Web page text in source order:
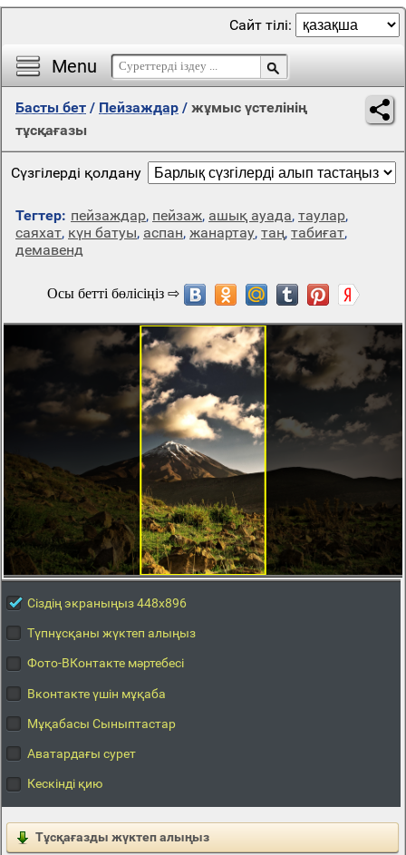
Menu
Сайт тілі:
Басты бет / Пейзаждар / жұмыс үстелінің
тұсқағазы
Сүзгілерді қолдану
Тегтер: пейзаждар, пейзаж, ашық ауада, таулар,
саяхат, күн батуы, аспан, жанартау, таң, табиғат,
демавенд
Сіздің экраныңыз 448x896
Түпнұсқаны жүктеп алыңыз
Фото-ВКонтакте мәртебесі
Вконтакте үшін мұқаба
Мұқабасы Сыныптастар
Аватардағы сурет
Кескінді қию
Тұсқағазды жүктеп алыңыз